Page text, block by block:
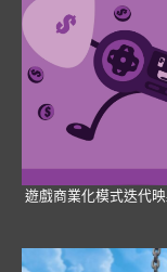
遊戲商業化模式迭代